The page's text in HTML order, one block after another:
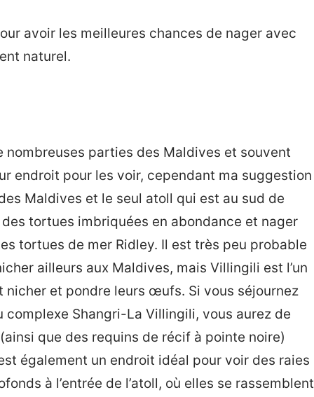
avoir les meilleures chances de nager avec
naturel.
parties des Maldives et souvent
endroit pour les voir, cependant ma suggestion
Maldives et le seul atoll qui est au sud de
tortues imbriquées en abondance et nager
tortues de mer Ridley. Il est très peu probable
ailleurs aux Maldives, mais Villingili est l’un
nicher et pondre leurs œufs. Si vous séjournez
complexe Shangri-La Villingili, vous aurez de
que des requins de récif à pointe noire)
également un endroit idéal pour voir des raies
à l’entrée de l’atoll, où elles se rassemblent